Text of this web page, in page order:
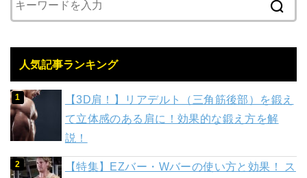
人気記事ランキング
【3D肩！】リアデルト（三角筋後部）を鍛え
て立体感のある肩に！効果的な鍛え方を解
説！
【特集】EZバー・Wバーの使い方と効果！ ス